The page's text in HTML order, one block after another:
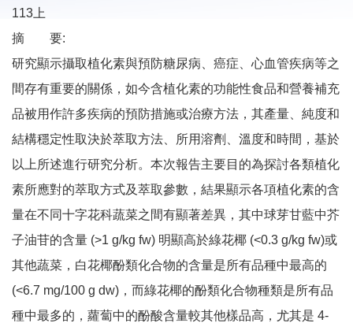
113上
摘 要:
研究顯示攝取植化素與預防糖尿病、癌症、心血管疾病等之
間存有重要的關係，如今含植化素的功能性食品和營養補充
品被用作許多疾病的預防措施或治療方法，其產量、純度和
結構穩定性取決於萃取方法、所用溶劑、溫度和時間，基於
以上所述進行研究分析。本次報告主要目的為探討各類植化
素所應對的萃取方式及萃取參數，結果顯示各項植化素的含
量在不同十字花科蔬菜之間有顯著差異，其中球芽甘藍中芥
子油苷的含量 (>1 g/kg fw) 明顯高於綠花椰 (<0.3 g/kg fw)或
其他蔬菜，白花椰酚類化合物的含量是所有品種中最高的
(<6.7 mg/100 g dw)，而綠花椰的酚類化合物種類是所有品
種中最多的，蘿蔔中的酚酸含量較其他樣品高，尤其是 4-